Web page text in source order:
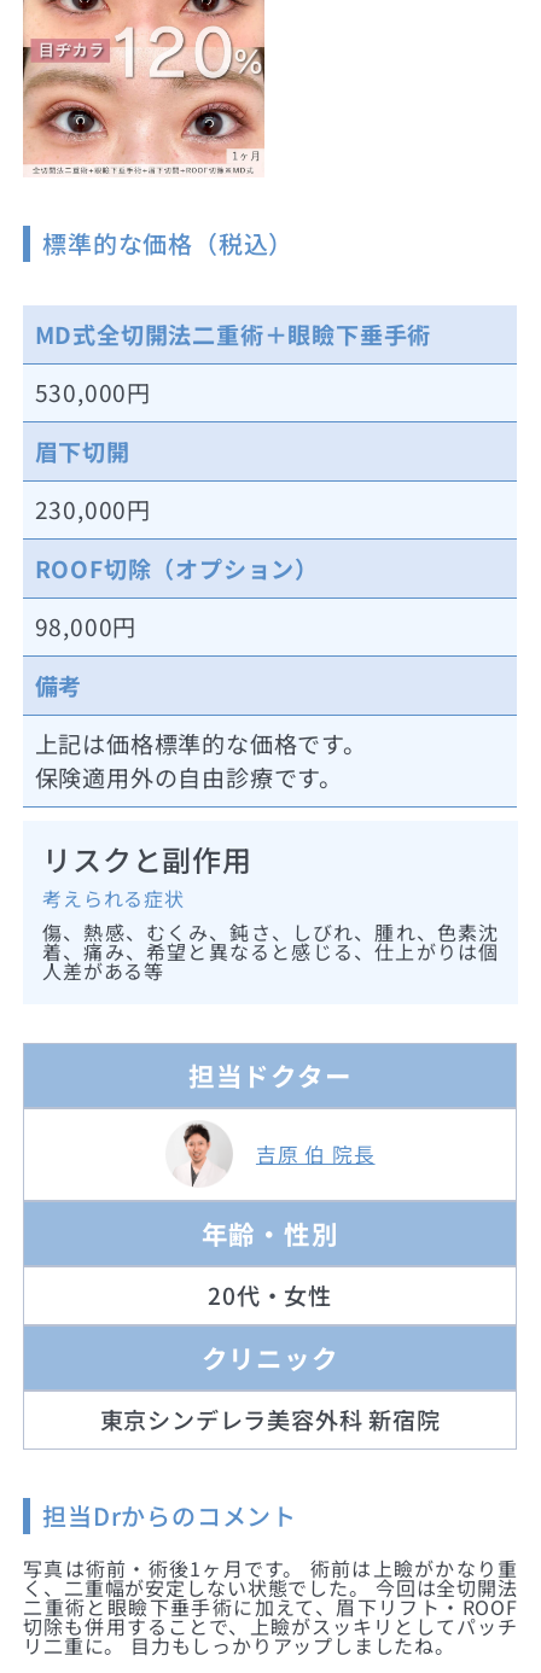
標準的な価格（税込）
MD式全切開法二重術＋眼瞼下垂手術
530,000円
眉下切開
230,000円
ROOF切除（オプション）
98,000円
備考
上記は価格標準的な価格です。
保険適用外の自由診療です。
リスクと副作用
考えられる症状
傷、熱感、むくみ、鈍さ、しびれ、腫れ、色素沈
着、痛み、希望と異なると感じる、仕上がりは個
人差がある等
担当ドクター
吉原 伯 院長
年齢・性別
20代・女性
クリニック
東京シンデレラ美容外科 新宿院
担当Drからのコメント
写真は術前・術後1ヶ月です。 術前は上瞼がかなり重
く、二重幅が安定しない状態でした。 今回は全切開法
二重術と眼瞼下垂手術に加えて、眉下リフト・ROOF
切除も併用することで、上瞼がスッキリとしてパッチ
リ二重に。 目力もしっかりアップしましたね。